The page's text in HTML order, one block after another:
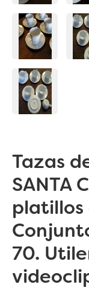
Tazas
SANTA
platillos
70.